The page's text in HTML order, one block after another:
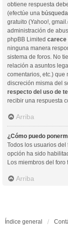
obtiene respuesta
(efectúe una
gratuito (Yahoo!,
administración de
phpBB Limited carece
ninguna manera
sistema de foros. No
relación a asuntos
comentarios, etc.) que
discreción misma del
respecto del uso de
recibir una respuesta
Arriba
¿Cómo puedo
Todos los usuarios del
opción ha sido
Los miembros del foro
Arriba
Índice general